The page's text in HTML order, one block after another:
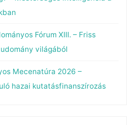
Fórum XIII. – Friss
világából
Mecenatúra 2026 –
hazai kutatásfinanszírozás